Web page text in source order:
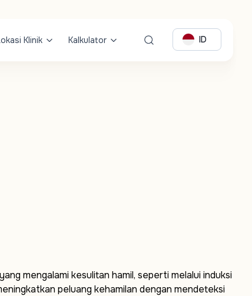
Klinik Kalkulator ID
mengalami kesulitan hamil, seperti melalui induksi
peluang kehamilan dengan mendeteksi